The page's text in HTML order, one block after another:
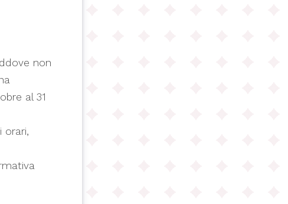
non
al 31
orari,